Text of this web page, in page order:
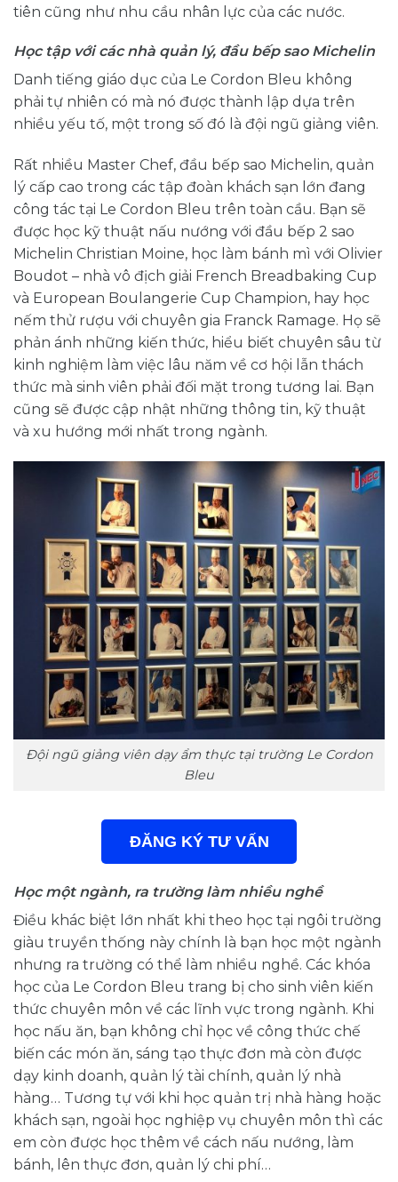
tiên cũng như nhu cầu nhân lực của các nước.
Học tập với các nhà quản lý, đầu bếp sao Michelin
Danh tiếng giáo dục của Le Cordon Bleu không
phải tự nhiên có mà nó được thành lập dựa trên
nhiều yếu tố, một trong số đó là đội ngũ giảng viên.
Rất nhiều Master Chef, đầu bếp sao Michelin, quản
lý cấp cao trong các tập đoàn khách sạn lớn đang
công tác tại Le Cordon Bleu trên toàn cầu. Bạn sẽ
được học kỹ thuật nấu nướng với đầu bếp 2 sao
Michelin Christian Moine, học làm bánh mì với Olivier
Boudot – nhà vô địch giải French Breadbaking Cup
và European Boulangerie Cup Champion, hay học
nếm thử rượu với chuyên gia Franck Ramage. Họ sẽ
phản ánh những kiến thức, hiểu biết chuyên sâu từ
kinh nghiệm làm việc lâu năm về cơ hội lẫn thách
thức mà sinh viên phải đối mặt trong tương lai. Bạn
cũng sẽ được cập nhật những thông tin, kỹ thuật
và xu hướng mới nhất trong ngành.
Đội ngũ giảng viên dạy ẩm thực tại trường Le Cordon
Bleu
ĐĂNG KÝ TƯ VẤN
Học một ngành, ra trường làm nhiều nghề
Điều khác biệt lớn nhất khi theo học tại ngôi trường
giàu truyền thống này chính là bạn học một ngành
nhưng ra trường có thể làm nhiều nghề. Các khóa
học của Le Cordon Bleu trang bị cho sinh viên kiến
thức chuyên môn về các lĩnh vực trong ngành. Khi
học nấu ăn, bạn không chỉ học về công thức chế
biến các món ăn, sáng tạo thực đơn mà còn được
dạy kinh doanh, quản lý tài chính, quản lý nhà
hàng… Tương tự với khi học quản trị nhà hàng hoặc
khách sạn, ngoài học nghiệp vụ chuyên môn thì các
em còn được học thêm về cách nấu nướng, làm
bánh, lên thực đơn, quản lý chi phí…